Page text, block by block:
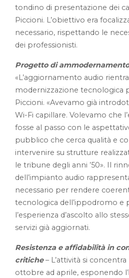
tondino di presentazione dei
Piccioni. L’obiettivo era
necessario, rispettando le
dei professionisti.
Progetto di
«L’aggiornamento audio
modernizzazione tecnologica
Piccioni. «Avevamo già
Wi-Fi capillare. Volevamo che
fosse al passo con le
pubblico che cerca qualità e
intervenire su strutture
le tribune degli anni ’50». Il
dell’impianto audio
necessario per rendere
tecnologica dell’ippodromo e
l’esperienza d’ascolto allo
servizi già aggiornati.
Resistenza e affidabilità in
critiche– L’attività si
ottobre ad aprile, esponendo